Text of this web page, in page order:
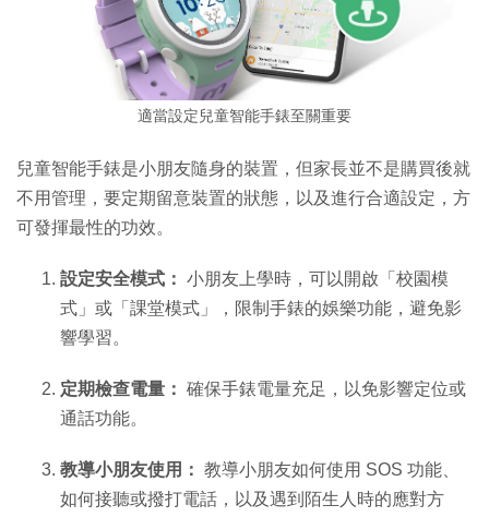
適當設定兒童智能手錶至關重要
兒童智能手錶是小朋友隨身的裝置，但家長並不是購買後就
不用管理，要定期留意裝置的狀態，以及進行合適設定，方
可發揮最性的功效。
設定安全模式： 小朋友上學時，可以開啟「校園模
式」或「課堂模式」，限制手錶的娛樂功能，避免影
響學習。
定期檢查電量： 確保手錶電量充足，以免影響定位或
通話功能。
教導小朋友使用： 教導小朋友如何使用 SOS 功能、
如何接聽或撥打電話，以及遇到陌生人時的應對方